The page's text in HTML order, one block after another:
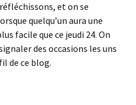
et on se
quelqu’un aura une
facile que ce jeudi 24. On
des occasions les uns
de ce blog.